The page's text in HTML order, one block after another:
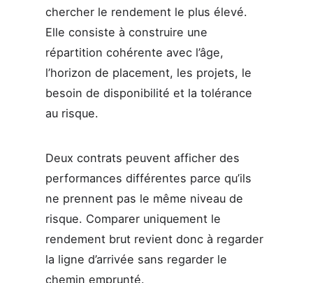
chercher le rendement le plus élevé.
Elle consiste à construire une
répartition cohérente avec l’âge,
l’horizon de placement, les projets, le
besoin de disponibilité et la tolérance
au risque.
Deux contrats peuvent afficher des
performances différentes parce qu’ils
ne prennent pas le même niveau de
risque. Comparer uniquement le
rendement brut revient donc à regarder
la ligne d’arrivée sans regarder le
chemin emprunté.